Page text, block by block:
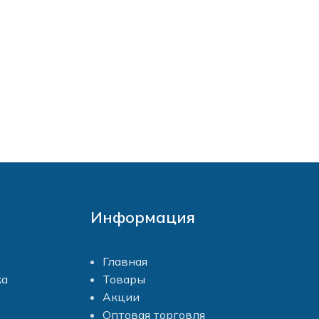
Информация
Главная
Товары
Акции
Оптовая торговля